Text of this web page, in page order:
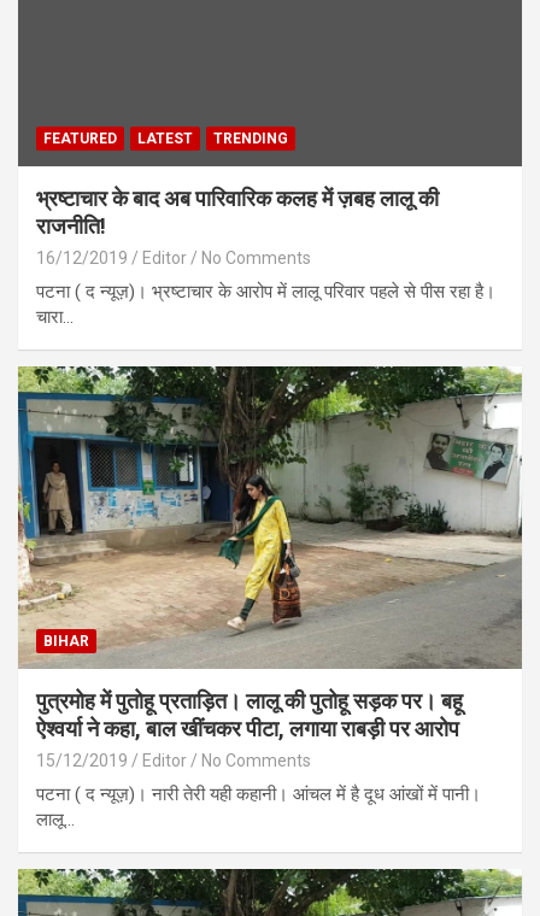
FEATURED LATEST TRENDING
भ्रष्टाचार के बाद अब पारिवारिक कलह में ज़बह लालू की
राजनीति!
16/12/2019 Editor No Comments
पटना ( द न्यूज़)। भ्रष्टाचार के आरोप में लालू परिवार पहले से पीस रहा है।
चारा…
BIHAR
पुत्रमोह में पुतोहू प्रताड़ित। लालू की पुतोहू सड़क पर। बहू
ऐश्वर्या ने कहा, बाल खींचकर पीटा, लगाया राबड़ी पर आरोप
15/12/2019 Editor No Comments
पटना ( द न्यूज़)। नारी तेरी यही कहानी। आंचल में है दूध आंखों में पानी।
लालू…